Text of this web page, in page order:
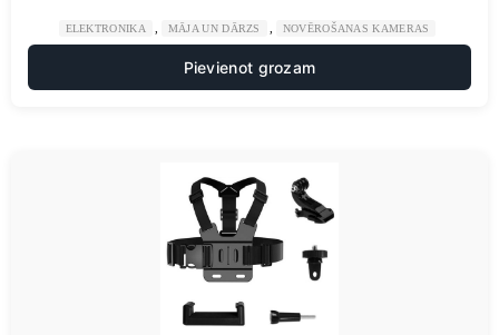
ELEKTRONIKA MĀJA UN DĀRZS NOVĒROŠANAS KAMERAS
Pievienot grozam